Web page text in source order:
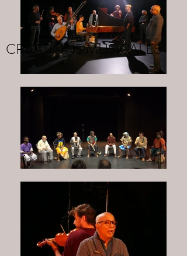
CRÉATIONS MUSICALES